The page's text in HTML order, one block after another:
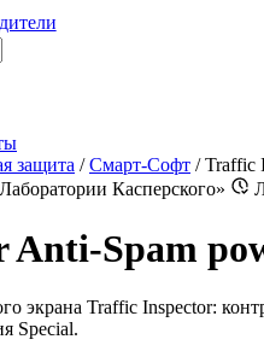
защита / Смарт-Софт / Traffic
Касперского»
Spam
экрана Traffic Inspector:
Special.